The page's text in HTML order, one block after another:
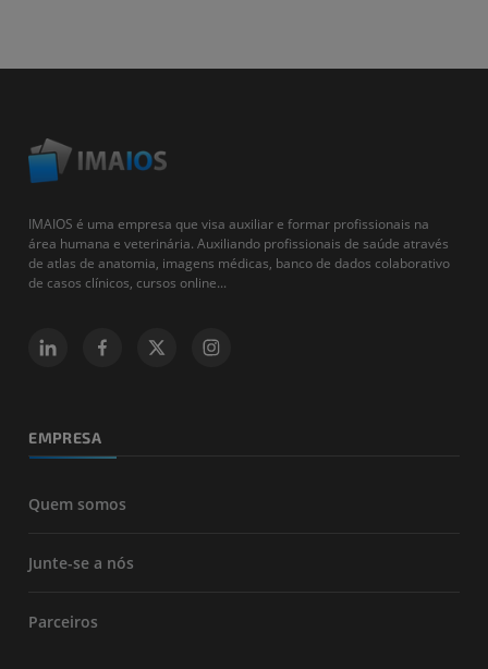
IMAIOS é uma empresa que visa auxiliar e formar profissionais na
área humana e veterinária. Auxiliando profissionais de saúde através
de atlas de anatomia, imagens médicas, banco de dados colaborativo
de casos clínicos, cursos online...
EMPRESA
Quem somos
Junte-se a nós
Parceiros